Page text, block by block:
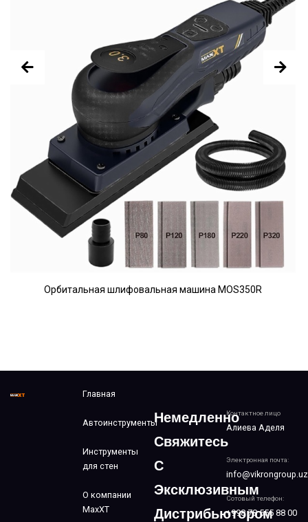
Орбитальная шлифовальная машина MOS350R
Контактное лицо
Алиева Аделя
Электронная почта:
info@vikrongroup.uz
Сотовый телефон:
+998 78 555 88 00
Главная
Автоинструменты
Инструменты
для стен
О компании
MaxXT
Немедленно
Свяжитесь
С
Эксклюзивным
Дистрибьютором